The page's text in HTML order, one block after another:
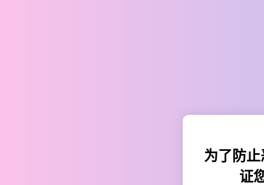
为了防
证